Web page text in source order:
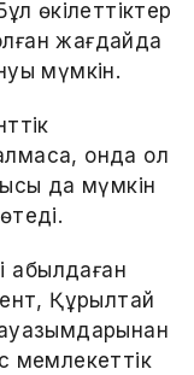
өкілеттіктер
жағдайда
мүмкін.
алмаса, онда ол
да мүмкін
қабылдаған
Құрылтай
мемлекеттік